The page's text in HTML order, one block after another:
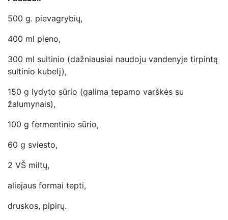
500 g. pievagrybių,
400 ml pieno,
300 ml sultinio (dažniausiai naudoju vandenyje tirpintą
sultinio kubelį),
150 g lydyto sūrio (galima tepamo varškės su
žalumynais),
100 g fermentinio sūrio,
60 g sviesto,
2 VŠ miltų,
aliejaus formai tepti,
druskos, pipirų.